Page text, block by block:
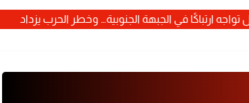
ارتباكًا في الجبهة الجنوبية… وخطر الحرب يزداد